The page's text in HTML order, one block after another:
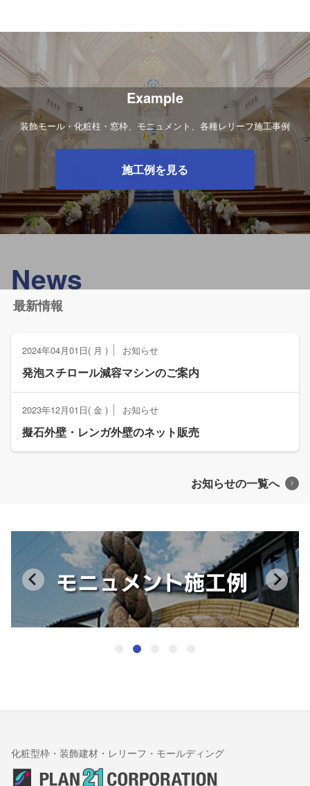
Example
装飾モール・化粧柱・窓枠、モニュメント、各種レリーフ施工事例
施工例を見る
News
最新情報
2024年04月01日( 月 ) お知らせ
発泡スチロール減容マシンのご案内
2023年12月01日( 金 ) お知らせ
擬石外壁・レンガ外壁のネット販売
お知らせの一覧へ
化粧型枠・装飾建材・レリーフ・モールディング